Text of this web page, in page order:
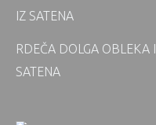
RDEČA DOLGA OBLEKA
SATENA